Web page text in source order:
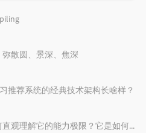
e
t
m
n
t
l
散圆、景深、焦深
推荐系统的经典技术架构长啥样？
神经网络是什么？如何直观理解它的能力极限？它是如何无限逼近真理？